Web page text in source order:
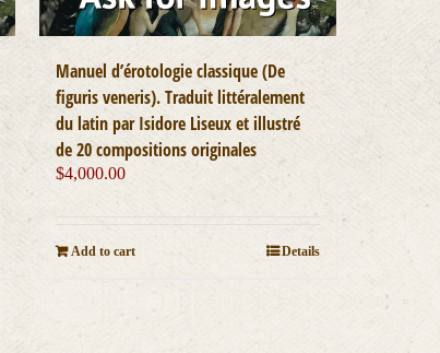
Manuel d’érotologie classique (De
figuris veneris). Traduit littéralement
du latin par Isidore Liseux et illustré
de 20 compositions originales
$4,000.00
Add to cart Details